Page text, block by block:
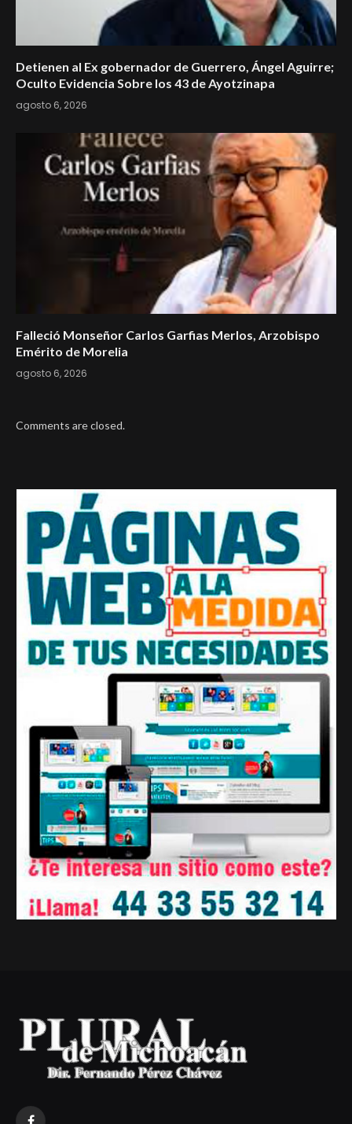
Detienen al Ex gobernador de Guerrero, Ángel Aguirre;
Oculto Evidencia Sobre los 43 de Ayotzinapa
agosto 6, 2026
Falleció Monseñor Carlos Garfias Merlos, Arzobispo
Emérito de Morelia
agosto 6, 2026
Comments are closed.